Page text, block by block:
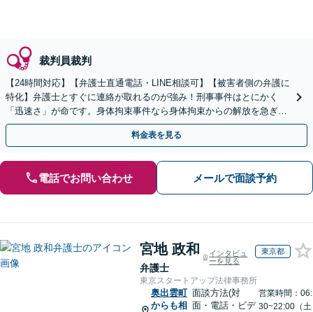
裁判員裁判
【24時間対応】【弁護士直通電話・LINE相談可】【被害者側の弁護に
特化】弁護士とすぐに連絡が取れるのが強み！刑事事件はとにかく
「迅速さ」が命です。身体拘束事件なら身体拘束からの解放を急ぎま
す。示談交渉はお任せください。
料金表を見る
電話でお問い合わせ メールで面談予約
宮地 政和
弁護士
インタビュ
ーを見る
東京都
東京スタートアップ法律事務所
奥出雲町
からも相
面談方法(対
面・電話・ビデ
営業時間：06:
30~22:00（土